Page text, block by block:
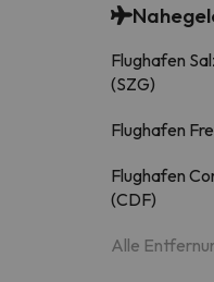
Flughafen
(SZG)
Flughafen
Flughafen
(CDF)
Alle